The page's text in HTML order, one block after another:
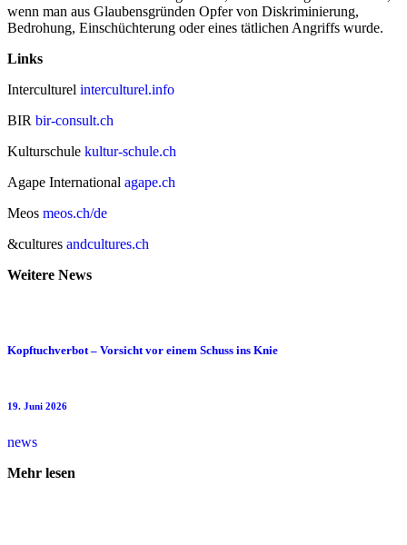
wenn man aus Glaubensgründen Opfer von Diskriminierung,
Bedrohung, Einschüchterung oder eines tätlichen Angriffs wurde.
Links
Interculturel interculturel.info
BIR bir-consult.ch
Kulturschule kultur-schule.ch
Agape International agape.ch
Meos meos.ch/de
&cultures andcultures.ch
Weitere News
Kopftuchverbot – Vorsicht vor einem Schuss ins Knie
19. Juni 2026
news
Mehr lesen